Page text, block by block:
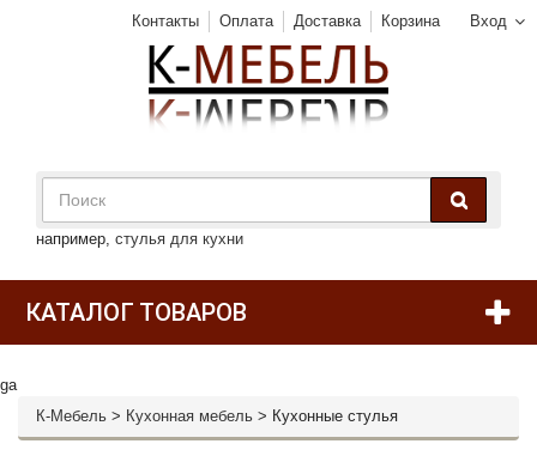
Вход
Контакты Оплата Доставка Корзина
например, стулья для кухни
КАТАЛОГ ТОВАРОВ
ga
К-Мебель > Кухонная мебель > Кухонные стулья